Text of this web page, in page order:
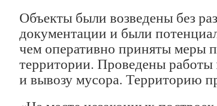
Объекты были возведены без
документации и были
чем оперативно приняты меры
территории. Проведены
и вывозу мусора. Территорию